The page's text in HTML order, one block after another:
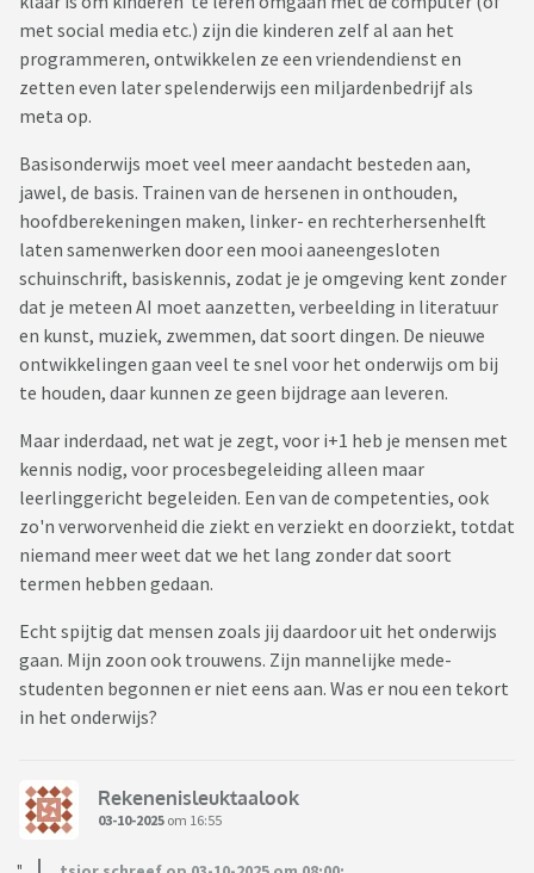
met social media etc.) zijn die kinderen zelf al aan het
programmeren, ontwikkelen ze een vriendendienst en
zetten even later spelenderwijs een miljardenbedrijf als
meta op.
Basisonderwijs moet veel meer aandacht besteden aan,
jawel, de basis. Trainen van de hersenen in onthouden,
hoofdberekeningen maken, linker- en rechterhersenhelft
laten samenwerken door een mooi aaneengesloten
schuinschrift, basiskennis, zodat je je omgeving kent zonder
dat je meteen AI moet aanzetten, verbeelding in literatuur
en kunst, muziek, zwemmen, dat soort dingen. De nieuwe
ontwikkelingen gaan veel te snel voor het onderwijs om bij
te houden, daar kunnen ze geen bijdrage aan leveren.
Maar inderdaad, net wat je zegt, voor i+1 heb je mensen met
kennis nodig, voor procesbegeleiding alleen maar
leerlinggericht begeleiden. Een van de competenties, ook
zo'n verworvenheid die ziekt en verziekt en doorziekt, totdat
niemand meer weet dat we het lang zonder dat soort
termen hebben gedaan.
Echt spijtig dat mensen zoals jij daardoor uit het onderwijs
gaan. Mijn zoon ook trouwens. Zijn mannelijke mede-
studenten begonnen er niet eens aan. Was er nou een tekort
in het onderwijs?
Rekenenisleuktaalook
03-10-2025 om 16:55